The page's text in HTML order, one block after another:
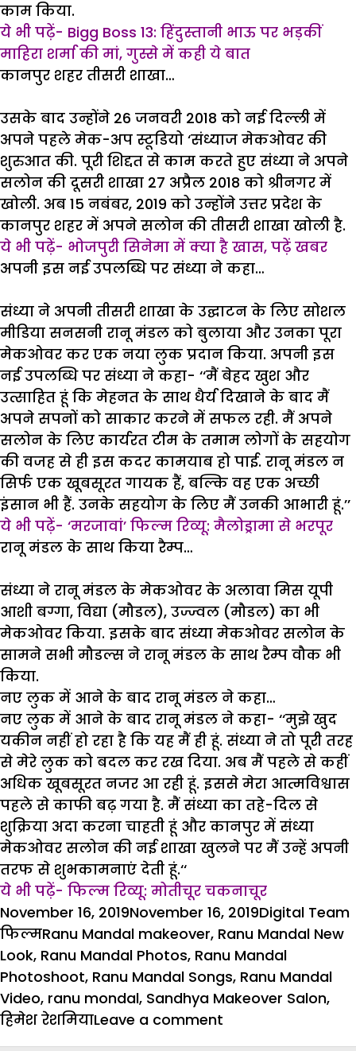
काम किया.
ये भी पढ़ें- Bigg Boss 13: हिंदुस्तानी भाऊ पर भड़कीं
माहिरा शर्मा की मां, गुस्से में कही ये बात
कानपुर शहर तीसरी शाखा…
उसके बाद उन्होंने 26 जनवरी 2018 को नई दिल्ली में
अपने पहले मेक-अप स्टूडियो ‘संध्याज मेकओवर की
शुरुआत की. पूरी शिद्दत से काम करते हुए संध्या ने अपने
सलोन की दूसरी शाखा 27 अप्रैल 2018 को श्रीनगर में
खोली. अब 15 नबंबर, 2019 को उन्होंने उत्तर प्रदेश के
कानपुर शहर में अपने सलोन की तीसरी शाखा खोली है.
ये भी पढ़ें- भोजपुरी सिनेमा में क्या है खास, पढ़ें खबर
अपनी इस नई उपलब्धि पर संध्या ने कहा…
संध्या ने अपनी तीसरी शाखा के उद्घाटन के लिए सोशल
मीडिया सनसनी रानू मंडल को बुलाया और उनका पूरा
मेकओवर कर एक नया लुक प्रदान किया. अपनी इस
नई उपलब्धि पर संध्या ने कहा- ‘‘मैं बेहद खुश और
उत्साहित हूं कि मेहनत के साथ धैर्य दिखाने के बाद मैं
अपने सपनों को साकार करने में सफल रही. मैं अपने
सलोन के लिए कार्यरत टीम के तमाम लोगों के सहयोग
की वजह से ही इस कदर कामयाब हो पाई. रानू मंडल न
सिर्फ एक खूबसूरत गायक हैं, बल्कि वह एक अच्छी
इंसान भी हैं. उनके सहयोग के लिए मैं उनकी आभारी हूं.’’
ये भी पढ़ें- ‘मरजावां’ फिल्म रिव्यू: मैलोड्रामा से भरपूर
रानू मंडल के साथ किया रैम्प…
संध्या ने रानू मंडल के मेकओवर के अलावा मिस यूपी
आशी बग्गा, विद्या (मौडल), उज्ज्वल (मौडल) का भी
मेकओवर किया. इसके बाद संध्या मेकओवर सलोन के
सामने सभी मौडल्स ने रानू मंडल के साथ रैम्प वौक भी
किया.
नए लुक में आने के बाद रानू मंडल ने कहा…
नए लुक में आने के बाद रानू मंडल ने कहा- ‘‘मुझे खुद
यकीन नहीं हो रहा है कि यह मैं ही हूं. संध्या ने तो पूरी तरह
से मेरे लुक को बदल कर रख दिया. अब मैं पहले से कहीं
अधिक खूबसूरत नजर आ रही हूं. इससे मेरा आत्मविश्वास
पहले से काफी बढ़ गया है. मैं संध्या का तहे-दिल से
शुक्रिया अदा करना चाहती हूं और कानपुर में संध्या
मेकओवर सलोन की नई शाखा खुलने पर मैं उन्हें अपनी
तरफ से शुभकामनाएं देती हूं.‘‘
ये भी पढ़ें- फिल्म रिव्यू: मोतीचूर चकनाचूर
Posted
on
November 16, 2019November 16, 2019Author
Digital Team
फिल्मTags
Ranu Mandal makeover, Ranu Mandal New
Look, Ranu Mandal Photos, Ranu Mandal
Photoshoot, Ranu Mandal Songs, Ranu Mandal
Video, ranu mondal, Sandhya Makeover Salon,
हिमेश रेशमियाLeave a comment